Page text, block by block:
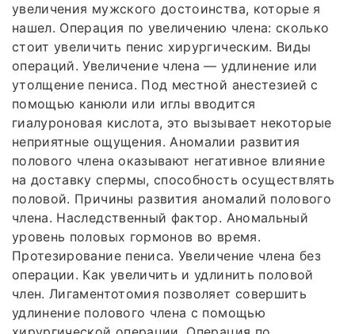
увеличения мужского достоинства, которые я
нашел. Операция по увеличению члена: сколько
стоит увеличить пенис хирургическим. Виды
операций. Увеличение члена — удлинение или
утолщение пениса. Под местной анестезией с
помощью канюли или иглы вводится
гиалуроновая кислота, это вызывает некоторые
неприятные ощущения. Аномалии развития
полового члена оказывают негативное влияние
на доставку спермы, способность осуществлять
половой. Причины развития аномалий полового
члена. Наследственный фактор. Аномальный
уровень половых гормонов во время.
Протезирование пениса. Увеличение члена без
операции. Как увеличить и удлинить половой
член. Лигаментотомия позволяет совершить
удлинение полового члена с помощью